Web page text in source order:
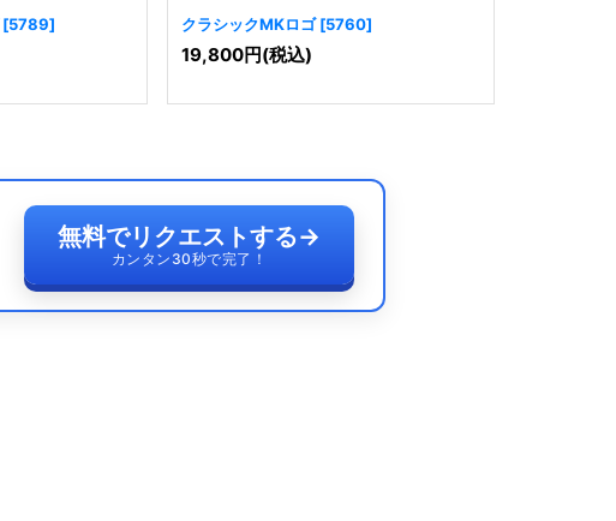
[5789] クラシックMKロゴ [5760]
19,800円(税込)
無料でリクエストする→
カンタン30秒で完了！